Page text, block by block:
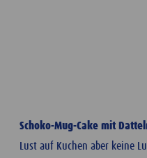
Schoko-Mug-Cake mit
Lust auf Kuchen aber keine